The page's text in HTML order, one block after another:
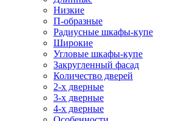
Низкие
П-образные
Радиусные шкафы-купе
Широкие
Угловые шкафы-купе
Закругленный фасад
Количество дверей
2-х дверные
3-х дверные
4-х дверные